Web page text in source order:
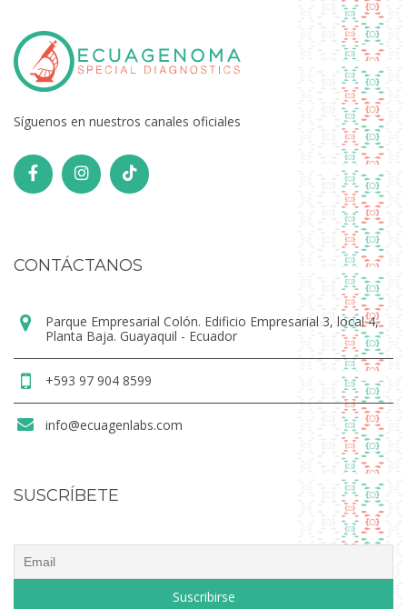
Síguenos en nuestros canales oficiales
CONTÁCTANOS
Parque Empresarial Colón. Edificio Empresarial 3, local 4,
Planta Baja. Guayaquil - Ecuador
+593 97 904 8599
info@ecuagenlabs.com
SUSCRÍBETE